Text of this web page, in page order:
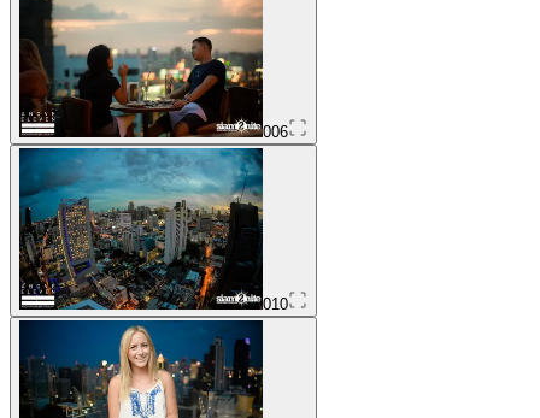
006
010